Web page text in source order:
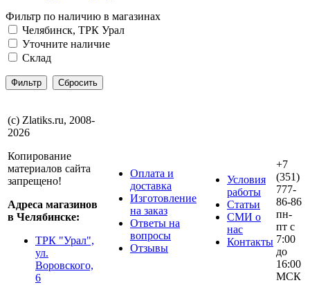
Фильтр по наличию в магазинах
Челябинск, ТРК Урал
Уточните наличие
Склад
(с) Zlatiks.ru, 2008-
2026
Копирование
материалов сайта
запрещено!
Адреса магазинов
в Челябинске:
ТРК "Урал",
ул.
Воровского,
6
Оплата и
доставка
Изготовление
на заказ
Ответы на
вопросы
Отзывы
Условия
работы
Статьи
СМИ о
нас
Контакты
+7
(351)
777-
86-86
пн-
пт с
7:00
до
16:00
МСК